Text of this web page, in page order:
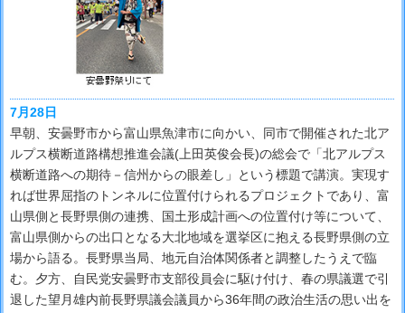
7月28日
早朝、安曇野市から富山県魚津市に向かい、同市で開催された北ア
ルプス横断道路構想推進会議(上田英俊会長)の総会で「北アルプス
横断道路への期待－信州からの眼差し」という標題で講演。実現す
れば世界屈指のトンネルに位置付けられるプロジェクトであり、富
山県側と長野県側の連携、国土形成計画への位置付け等について、
富山県側からの出口となる大北地域を選挙区に抱える長野県側の立
場から語る。長野県当局、地元自治体関係者と調整したうえで臨
む。夕方、自民党安曇野市支部役員会に駆け付け、春の県議選で引
退した望月雄内前長野県議会議員から36年間の政治生活の思い出を